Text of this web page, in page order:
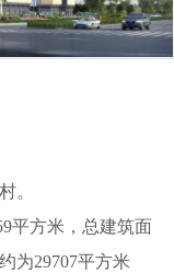
。
平方米，总建筑面
为29707平方米